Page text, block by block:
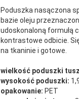
Poduszka nasączona
bazie oleju
udoskonaloną formułą
kontrastowe odbicie.
na tkaninie i gotowe.
wielkość poduszki
wysokość poduszki:
opakowanie: PET